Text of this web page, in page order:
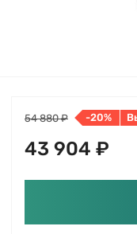
54 880 ₽ -20%
43 904 ₽